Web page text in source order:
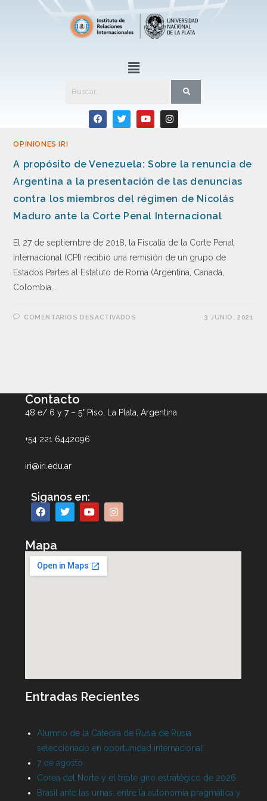
OPINIONES IRI
A propósito de Venezuela: Sobre la renuncia de
Argentina a la presentación de las denuncias
contra los miembros del régimen de Nicolás
Maduro ante la Corte Penal Internacional
El 27 de septiembre de 2018, la Fiscalía de la Corte Penal
Internacional (CPI) recibió una remisión de un grupo de
Estados Partes al Estatuto de Roma (Argentina, Canadá,
Colombia,…
COMENTARIOS DESACTIVADOS 3 JUNIO, 2021
Contacto
48 e/ 6 y 7 – 5° Piso, La Plata, Argentina
+54 221 6442096
iri@iri.edu.ar
Siganos en:
Mapa
Entradas Recientes
Alumno de la Cátedra de Rusia de Rusia
seleccionado en oportunidad internacional
7 de agosto
Corea del Norte y el triple giro estratégico de 2026
Brasil ante las urnas: entre la autonomía pragmática y